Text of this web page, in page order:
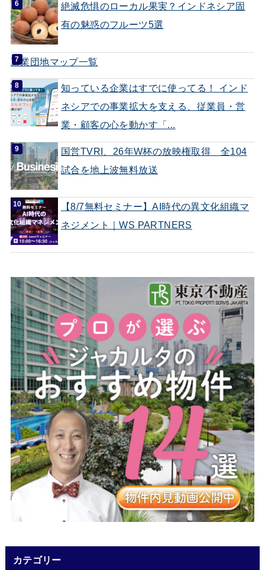
絶滅危惧のローカル果実？インドネシア固
有の魅惑のフルーツ5選
工業団地マップ一覧
知っている企業はすでに使ってる！ インド
ネシアでの事業拡大を支える、従業員・営
業・顧客の心を動かす「...
国営TVRI、26年W杯の放映権取得 全104
試合を地上波無料放送
【8/7無料セミナー】AI時代の異文化組織マ
ネジメント｜WS PARTNERS
カテゴリー